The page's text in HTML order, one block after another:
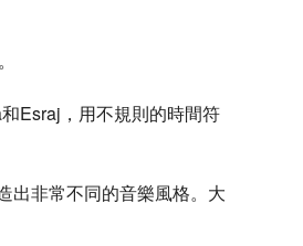
Esraj，用不規則的時間符
出非常不同的音樂風格。大